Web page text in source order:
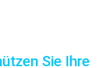
Sie Ihre